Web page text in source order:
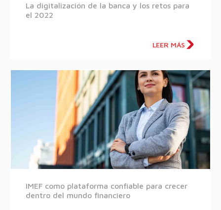
La digitalización de la banca y los retos para
el 2022
LEER MÁS
IMEF como plataforma confiable para crecer
dentro del mundo financiero